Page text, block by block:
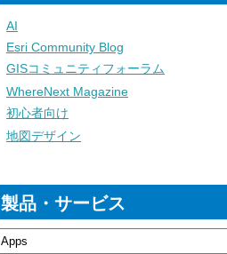
AI
Esri Community Blog
GISコミュニティフォーラム
WhereNext Magazine
初心者向け
地図デザイン
製品・サービス